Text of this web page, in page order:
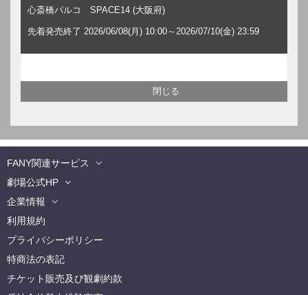
心斎橋パルコ SPACE14 (大阪府)
先着発売終了 2026/06/08(月) 10:00～2026/07/10(金) 23:59
FANY関連サービス
劇場公式HP
企業情報
利用規約
プライバシーポリシー
特商法の表記
チケット販売及び観劇約款